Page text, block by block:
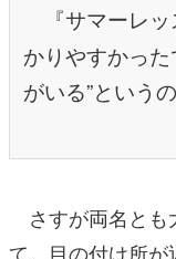
『サマーレ
かりやすかっ
がいる”というの
さすが両名とも
て、目の付け所